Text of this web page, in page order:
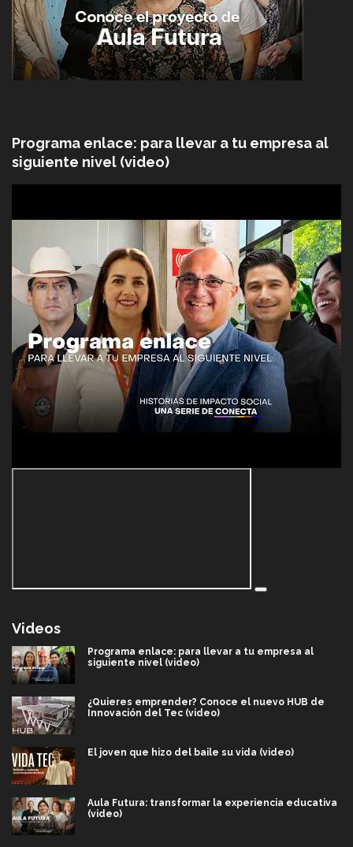
Programa enlace: para llevar a tu empresa al
siguiente nivel (video)
Videos
Programa enlace: para llevar a tu empresa al
siguiente nivel (video)
¿Quieres emprender? Conoce el nuevo HUB de
Innovación del Tec (video)
El joven que hizo del baile su vida (video)
Aula Futura: transformar la experiencia educativa
(video)